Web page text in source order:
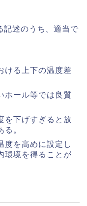
記述のうち、適当で
ける上下の温度差
ホール等では良質
を下げすぎると放
。
度を高めに設定し
環境を得ることが